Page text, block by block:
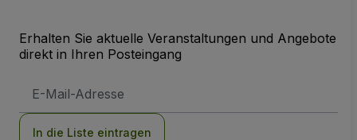
Erhalten Sie aktuelle Veranstaltungen und Angebote
direkt in Ihren Posteingang
Mail-
In die Liste eintragen